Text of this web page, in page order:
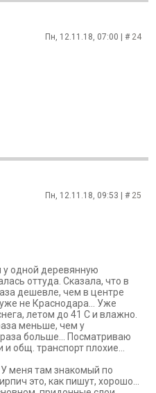
Пн, 12.11.18, 07:00 | # 24
Пн, 12.11.18, 09:53 | # 25
у одной деревянную
оттуда. Сказала, что в
дешевле, чем в центре
не Краснодара... Уже
летом до 41 С и влажно.
меньше, чем у
больше... Посматриваю
общ. транспорт плохие...
меня там знакомый по
это, как пишут, хорошо...